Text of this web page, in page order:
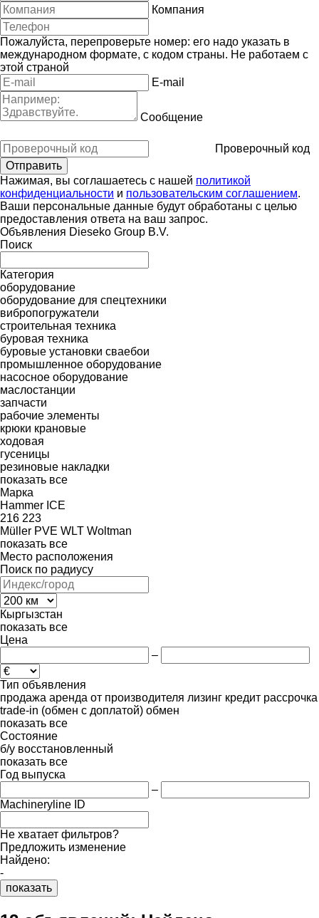
Компания
Пожалуйста, перепроверьте номер: его надо указать в
международном формате, с кодом страны. Не работаем с
этой страной
E-mail
Сообщение
Проверочный код
Нажимая, вы соглашаетесь с нашей политикой
конфиденциальности и пользовательским соглашением.
Ваши персональные данные будут обработаны с целью
предоставления ответа на ваш запрос.
Объявления Dieseko Group B.V.
Поиск
Категория
оборудование
оборудование для спецтехники
вибропогружатели
строительная техника
буровая техника
буровые установки сваебои
промышленное оборудование
насосное оборудование
маслостанции
запчасти
рабочие элементы
крюки крановые
ходовая
гусеницы
резиновые накладки
показать все
Марка
Hammer ICE
216 223
Müller PVE WLT Woltman
показать все
Место расположения
Поиск по радиусу
Кыргызстан
показать все
Цена
–
Тип объявления
продажа аренда от производителя лизинг кредит рассрочка
trade-in (обмен с доплатой) обмен
показать все
Состояние
б/у восстановленный
показать все
Год выпуска
–
Machineryline ID
Не хватает фильтров?
Предложить изменение
Найдено:
-
показать